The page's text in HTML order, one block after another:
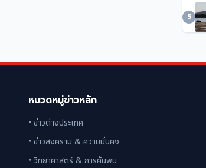
5
หมวดหมู่ข่าวหลัก
• ข่าวต่างประเทศ
• ข่าวสงคราม & ความมั่นคง
• วิทยาศาสตร์ & การค้นพบ